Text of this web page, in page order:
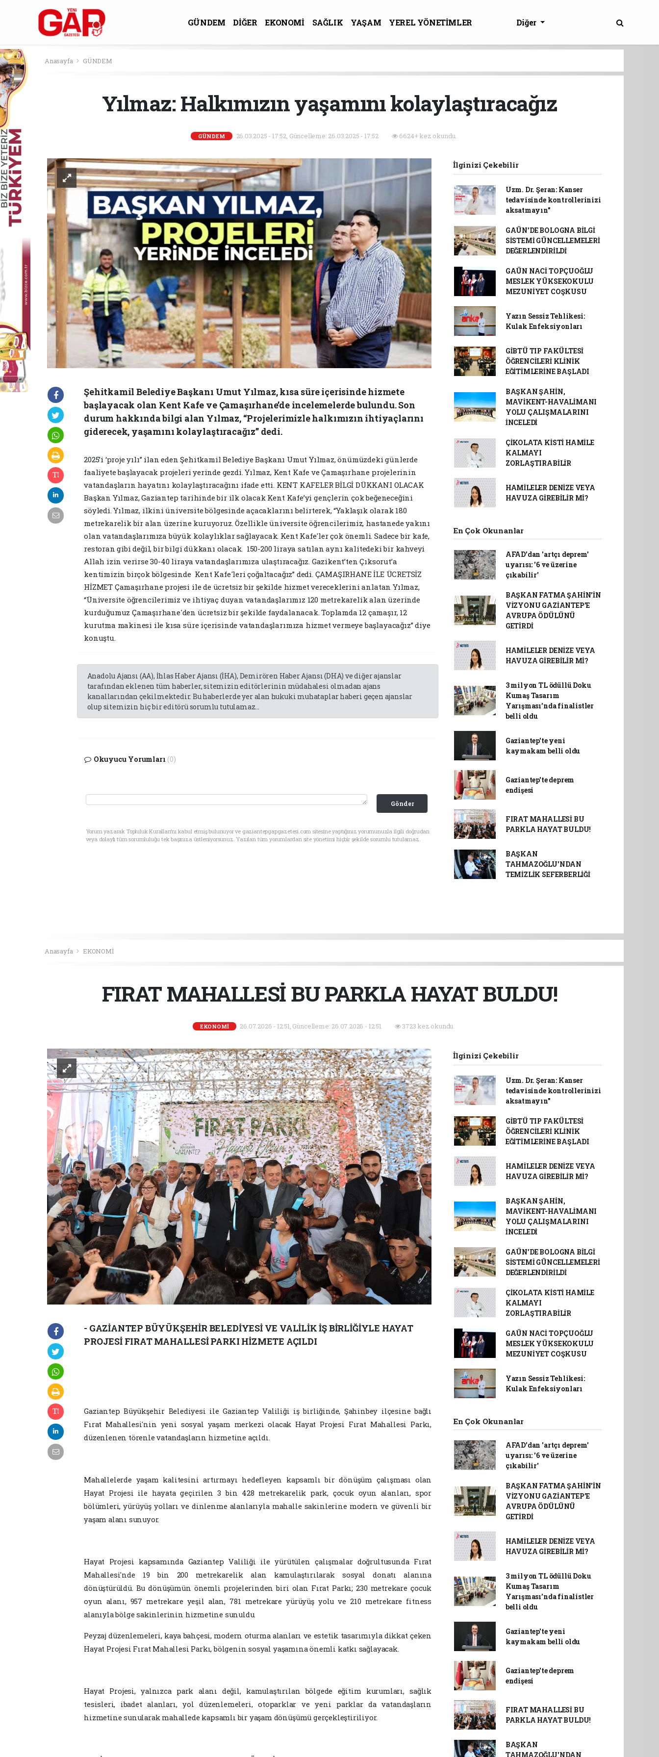
GÜNDEM DİĞER EKONOMİ SAĞLIK YAŞAM
YEREL YÖNETİMLER
Diğer
Anasayfa GÜNDEM
Yılmaz: Halkımızın yaşamını kolaylaştıracağız
GÜNDEM 26.03.2025 - 17:52, Güncelleme: 26.03.2025 - 17:52 6624+ kez okundu.
Şehitkamil Belediye Başkanı Umut Yılmaz, kısa süre içerisinde hizmete
başlayacak olan Kent Kafe ve Çamaşırhane’de incelemelerde bulundu. Son
durum hakkında bilgi alan Yılmaz, “Projelerimizle halkımızın ihtiyaçlarını
giderecek, yaşamını kolaylaştıracağız” dedi.
2025’i ‘proje yılı” ilan eden Şehitkamil Belediye Başkanı Umut Yılmaz, önümüzdeki günlerde
faaliyete başlayacak projeleri yerinde gezdi. Yılmaz, Kent Kafe ve Çamaşırhane projelerinin
vatandaşların hayatını kolaylaştıracağını ifade etti. KENT KAFELER BİLGİ DÜKKANI OLACAK
Başkan Yılmaz, Gaziantep tarihinde bir ilk olacak Kent Kafe’yi gençlerin çok beğeneceğini
söyledi. Yılmaz, ilkini üniversite bölgesinde açacaklarını belirterek, “Yaklaşık olarak 180
metrekarelik bir alan üzerine kuruyoruz. Özellikle üniversite öğrencilerimiz, hastanede yakını
olan vatandaşlarımıza büyük kolaylıklar sağlayacak. Kent Kafe'ler çok önemli. Sadece bir kafe,
restoran gibi değil, bir bilgi dükkanı olacak. 150-200 liraya satılan aynı kalitedeki bir kahveyi
Allah izin verirse 30-40 liraya vatandaşlarımıza ulaştıracağız. Gazikent’ten Çıksorut’a
kentimizin birçok bölgesinde Kent Kafe'leri çoğaltacağız” dedi. ÇAMAŞIRHANE İLE ÜCRETSİZ
HİZMET Çamaşırhane projesi ile de ücretsiz bir şekilde hizmet vereceklerini anlatan Yılmaz,
“Üniversite öğrencilerimiz ve ihtiyaç duyan vatandaşlarımız 120 metrekarelik alan üzerinde
kurduğumuz Çamaşırhane'den ücretsiz bir şekilde faydalanacak. Toplamda 12 çamaşır, 12
kurutma makinesi ile kısa süre içerisinde vatandaşlarımıza hizmet vermeye başlayacağız” diye
konuştu.
Anadolu Ajansı (AA), İhlas Haber Ajansı (İHA), Demirören Haber Ajansı (DHA) ve diğer ajanslar
tarafından eklenen tüm haberler, sitemizin editörlerinin müdahalesi olmadan ajans
kanallarından çekilmektedir. Bu haberlerde yer alan hukuki muhataplar haberi geçen ajanslar
olup sitemizin hiç bir editörü sorumlu tutulamaz...
Okuyucu Yorumları (0)
Gönder
Yorum yazarak Topluluk Kuralları’nı kabul etmiş bulunuyor ve gaziantepgapgazetesi.com sitesine yaptığınız yorumunuzla ilgili doğrudan
veya dolaylı tüm sorumluluğu tek başınıza üstleniyorsunuz. Yazılan tüm yorumlardan site yönetimi hiçbir şekilde sorumlu tutulamaz.
İlginizi Çekebilir
Uzm. Dr. Şeran: Kanser
tedavisinde kontrollerinizi
aksatmayın"
GAÜN’DE BOLOGNA BİLGİ
SİSTEMİ GÜNCELLEMELERİ
DEĞERLENDİRİLDİ
GAÜN NACİ TOPÇUOĞLU
MESLEK YÜKSEKOKULU
MEZUNİYET COŞKUSU
Yazın Sessiz Tehlikesi:
Kulak Enfeksiyonları
GİBTÜ TIP FAKÜLTESİ
ÖĞRENCİLERİ KLİNİK
EĞİTİMLERİNE BAŞLADI
BAŞKAN ŞAHİN,
MAVİKENT-HAVALİMANI
YOLU ÇALIŞMALARINI
İNCELEDİ
ÇİKOLATA KİSTİ HAMİLE
KALMAYI
ZORLAŞTIRABİLİR
HAMİLELER DENİZE VEYA
HAVUZA GİREBİLİR Mİ?
En Çok Okunanlar
AFAD’dan 'artçı deprem'
uyarısı: '6 ve üzerine
çıkabilir'
BAŞKAN FATMA ŞAHİN’İN
VİZYONU GAZİANTEP’E
AVRUPA ÖDÜLÜNÜ
GETİRDİ
HAMİLELER DENİZE VEYA
HAVUZA GİREBİLİR Mİ?
3 milyon TL ödüllü Doku
Kumaş Tasarım
Yarışması’nda finalistler
belli oldu
Gaziantep'te yeni
kaymakam belli oldu
Gaziantep'te deprem
endişesi
FIRAT MAHALLESİ BU
PARKLA HAYAT BULDU!
BAŞKAN
TAHMAZOĞLU'NDAN
TEMİZLİK SEFERBERLİĞİ
Anasayfa EKONOMİ
FIRAT MAHALLESİ BU PARKLA HAYAT BULDU!
EKONOMİ 26.07.2026 - 12:51, Güncelleme: 26.07.2026 - 12:51 3723 kez okundu.
- GAZİANTEP BÜYÜKŞEHİR BELEDİYESİ VE VALİLİK İŞ BİRLİĞİYLE HAYAT
PROJESİ FIRAT MAHALLESİ PARKI HİZMETE AÇILDI
Gaziantep Büyükşehir Belediyesi ile Gaziantep Valiliği iş birliğinde, Şahinbey ilçesine bağlı
Fırat Mahallesi'nin yeni sosyal yaşam merkezi olacak Hayat Projesi Fırat Mahallesi Parkı,
düzenlenen törenle vatandaşların hizmetine açıldı.
Mahallelerde yaşam kalitesini artırmayı hedefleyen kapsamlı bir dönüşüm çalışması olan
Hayat Projesi ile hayata geçirilen 3 bin 428 metrekarelik park, çocuk oyun alanları, spor
bölümleri, yürüyüş yolları ve dinlenme alanlarıyla mahalle sakinlerine modern ve güvenli bir
yaşam alanı sunuyor.
Hayat Projesi kapsamında Gaziantep Valiliği ile yürütülen çalışmalar doğrultusunda Fırat
Mahallesi'nde 19 bin 200 metrekarelik alan kamulaştırılarak sosyal donatı alanına
dönüştürüldü. Bu dönüşümün önemli projelerinden biri olan Fırat Parkı; 230 metrekare çocuk
oyun alanı, 957 metrekare yeşil alan, 781 metrekare yürüyüş yolu ve 210 metrekare fitness
alanıyla bölge sakinlerinin hizmetine sunuldu.
Peyzaj düzenlemeleri, kaya bahçesi, modern oturma alanları ve estetik tasarımıyla dikkat çeken
Hayat Projesi Fırat Mahallesi Parkı, bölgenin sosyal yaşamına önemli katkı sağlayacak.
Hayat Projesi, yalnızca park alanı değil, kamulaştırılan bölgede eğitim kurumları, sağlık
tesisleri, ibadet alanları, yol düzenlemeleri, otoparklar ve yeni parklar da vatandaşların
hizmetine sunularak mahallede kapsamlı bir yaşam dönüşümü gerçekleştiriliyor.
İlginizi Çekebilir
Uzm. Dr. Şeran: Kanser
tedavisinde kontrollerinizi
aksatmayın"
GİBTÜ TIP FAKÜLTESİ
ÖĞRENCİLERİ KLİNİK
EĞİTİMLERİNE BAŞLADI
HAMİLELER DENİZE VEYA
HAVUZA GİREBİLİR Mİ?
BAŞKAN ŞAHİN,
MAVİKENT-HAVALİMANI
YOLU ÇALIŞMALARINI
İNCELEDİ
GAÜN’DE BOLOGNA BİLGİ
SİSTEMİ GÜNCELLEMELERİ
DEĞERLENDİRİLDİ
ÇİKOLATA KİSTİ HAMİLE
KALMAYI
ZORLAŞTIRABİLİR
GAÜN NACİ TOPÇUOĞLU
MESLEK YÜKSEKOKULU
MEZUNİYET COŞKUSU
Yazın Sessiz Tehlikesi:
Kulak Enfeksiyonları
En Çok Okunanlar
AFAD’dan 'artçı deprem'
uyarısı: '6 ve üzerine
çıkabilir'
BAŞKAN FATMA ŞAHİN’İN
VİZYONU GAZİANTEP’E
AVRUPA ÖDÜLÜNÜ
GETİRDİ
HAMİLELER DENİZE VEYA
HAVUZA GİREBİLİR Mİ?
3 milyon TL ödüllü Doku
Kumaş Tasarım
Yarışması’nda finalistler
belli oldu
Gaziantep'te yeni
kaymakam belli oldu
Gaziantep'te deprem
endişesi
FIRAT MAHALLESİ BU
PARKLA HAYAT BULDU!
BAŞKAN
TAHMAZOĞLU'NDAN